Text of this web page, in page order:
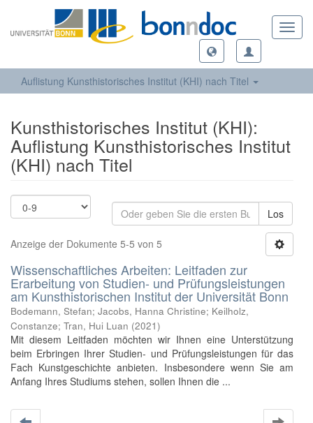
Auflistung Kunsthistorisches Institut (KHI) nach Titel
Kunsthistorisches Institut (KHI):
Auflistung Kunsthistorisches Institut
(KHI) nach Titel
Los
Anzeige der Dokumente 5-5 von 5
Wissenschaftliches Arbeiten: Leitfaden zur
Erarbeitung von Studien- und Prüfungsleistungen
am Kunsthistorischen Institut der Universität Bonn
Bodemann, Stefan; Jacobs, Hanna Christine; Keilholz,
Constanze; Tran, Hui Luan (2021)
Mit diesem Leitfaden möchten wir Ihnen eine Unterstützung
beim Erbringen Ihrer Studien- und Prüfungsleistungen für das
Fach Kunstgeschichte anbieten. Insbesondere wenn Sie am
Anfang Ihres Studiums stehen, sollen Ihnen die ...